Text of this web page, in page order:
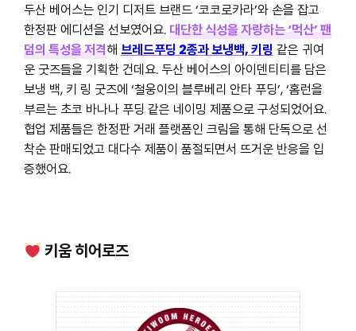
두산 베어스는 인기 디저트 브랜드 ‘코코로카라’와 손을 잡고
한정판 에디션을 선보였어요.대단한 식성을 자랑하는 ‘먹산’ 팬
덤의 특성을 저격해 브레드푸딩 2종과 보냉백, 키링 같은 귀여
운 굿즈들을 기획한 건데요. 두산 베어스의 아이덴티티를 담은
보냉 백, 키 링 굿즈에 ‘철웅이의 블루베리 안타 푸딩’, ‘홈런을
부르는 초코 바나나 푸딩 같은 네이밍 제품으로 구성되었어요.
협업 제품들은 한정판 거래 플랫폼인 크림을 통해 단독으로 선
착순 판매되었고 대다수 제품이 품절되면서 뜨거운 반응을 입
증했어요.
키움 히어로즈